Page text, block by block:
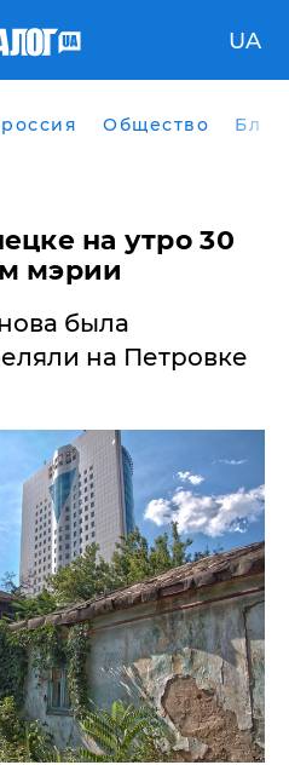
UA
россия Общество
на утро 30
мэрии
была
на Петровке